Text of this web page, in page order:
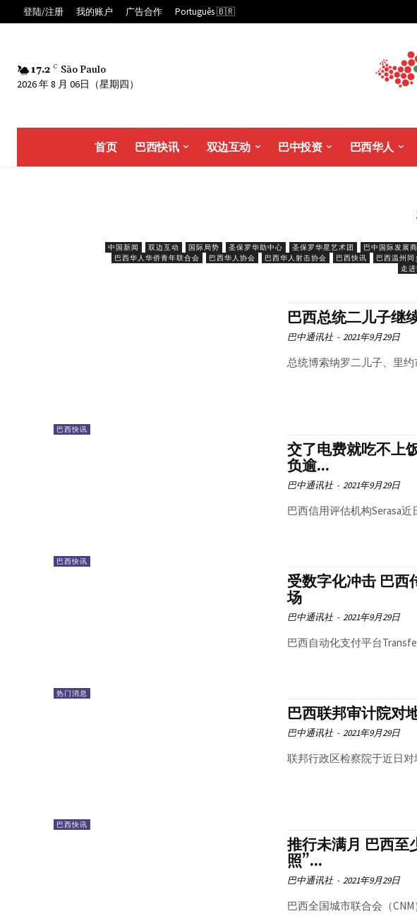
登陆/注册 我的账户 广告合作 Português 🇧🇷
17.2 C São Paulo
2026 年 8 月 06日（星期四）
首页 巴西快讯 双边互动 巴中投资 巴西华人
中国新闻 双边互动 国际局势 圣保罗华助中心 圣保罗华星艺术团 巴中国际发展
巴西华人华侨青年联合会
巴西华人协会 巴西华人射击协会 巴西快讯 巴西温州同
走
巴西快讯
巴西总统二儿子继
巴中通讯社 - 2021年9月29日
总统博索纳罗二儿子、里约
巴西快讯
交了电费就吃不上
负逾...
巴中通讯社 - 2021年9月29日
巴西信用评估机构Serasa近
热门消息
受数字化冲击 巴西
场
巴中通讯社 - 2021年9月29日
巴西自动化支付平台
巴西快讯
巴西联邦审计院对
巴中通讯社 - 2021年9月29日
联邦行政区检察院于近日
推行未满月 巴西
照”...
巴中通讯社 - 2021年9月29日
巴西全国城市联合会（